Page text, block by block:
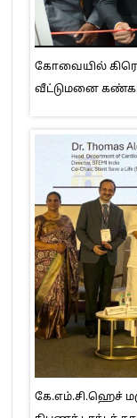
கோவையில்
வீட்டுமனை
கே.எம்.சி.ஹெச்